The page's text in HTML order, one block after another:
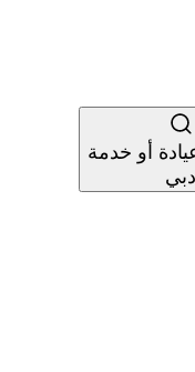
أو خدمة
دبي